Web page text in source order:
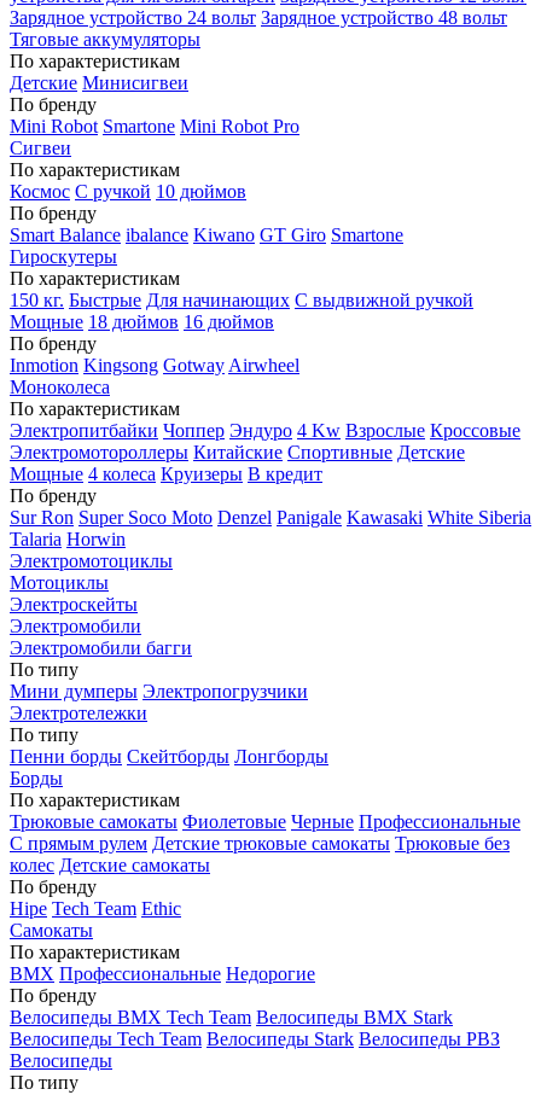
Зарядное устройство 24 вольт Зарядное устройство 48 вольт
Тяговые аккумуляторы
По характеристикам
Детские Минисигвеи
По бренду
Mini Robot Smartone Mini Robot Pro
Сигвеи
По характеристикам
Космос С ручкой 10 дюймов
По бренду
Smart Balance ibalance Kiwano GT Giro Smartone
Гироскутеры
По характеристикам
150 кг. Быстрые Для начинающих С выдвижной ручкой
Мощные 18 дюймов 16 дюймов
По бренду
Inmotion Kingsong Gotway Airwheel
Моноколеса
По характеристикам
Электропитбайки Чоппер Эндуро 4 Kw Взрослые Кроссовые
Электромотороллеры Китайские Спортивные Детские
Мощные 4 колеса Круизеры В кредит
По бренду
Sur Ron Super Soco Moto Denzel Panigale Kawasaki White Siberia
Talaria Horwin
Электромотоциклы
Мотоциклы
Электроскейты
Электромобили
Электромобили багги
По типу
Мини думперы Электропогрузчики
Электротележки
По типу
Пенни борды Скейтборды Лонгборды
Борды
По характеристикам
Трюковые самокаты Фиолетовые Черные Профессиональные
С прямым рулем Детские трюковые самокаты Трюковые без
колес Детские самокаты
По бренду
Hipe Tech Team Ethic
Самокаты
По характеристикам
BMX Профессиональные Недорогие
По бренду
Велосипеды BMX Tech Team Велосипеды BMX Stark
Велосипеды Tech Team Велосипеды Stark Велосипеды РВЗ
Велосипеды
По типу